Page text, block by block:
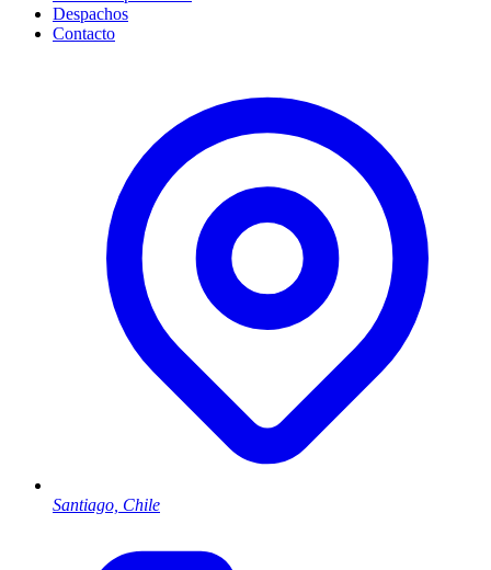
Despachos
Contacto
Santiago, Chile